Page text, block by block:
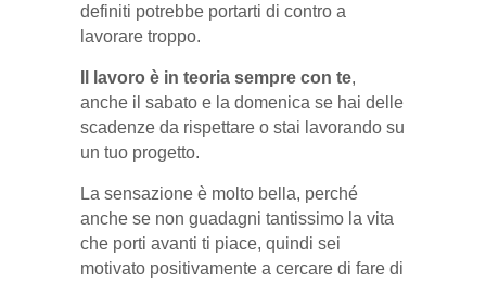
definiti potrebbe portarti di contro a
lavorare troppo.
Il lavoro è in teoria sempre con te,
anche il sabato e la domenica se hai delle
scadenze da rispettare o stai lavorando su
un tuo progetto.
La sensazione è molto bella, perché
anche se non guadagni tantissimo la vita
che porti avanti ti piace, quindi sei
motivato positivamente a cercare di fare di